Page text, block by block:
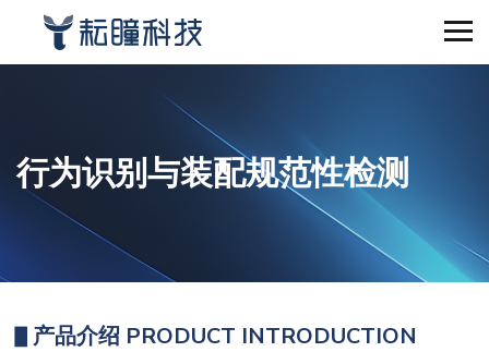
行为识别与装配规范性检测
▋产品介绍 PRODUCT INTRODUCTION